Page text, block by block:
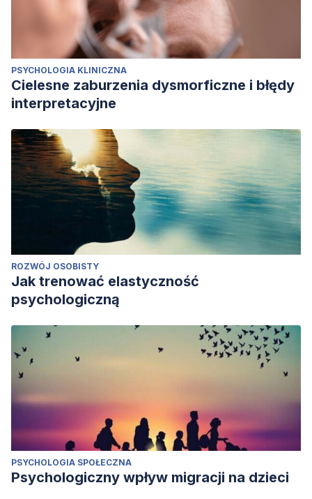
PSYCHOLOGIA KLINICZNA
Cielesne zaburzenia dysmorficzne i błędy
interpretacyjne
ROZWÓJ OSOBISTY
Jak trenować elastyczność
psychologiczną
PSYCHOLOGIA SPOŁECZNA
Psychologiczny wpływ migracji na dzieci